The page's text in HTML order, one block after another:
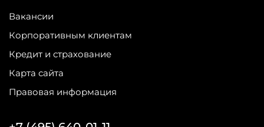
Вакансии
Корпоративным клиентам
Кредит и страхование
Карта сайта
Правовая информация